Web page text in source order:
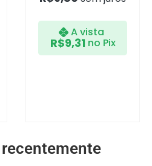
A vista
R$9,31 no Pix